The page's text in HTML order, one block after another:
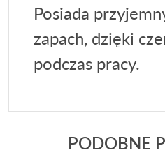
Posiada
zapach, dzięki
podczas pracy.
PODOBNE